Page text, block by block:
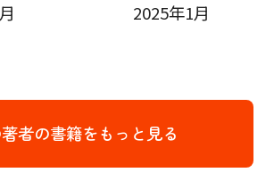
2025年1月
者の書籍をもっと見る